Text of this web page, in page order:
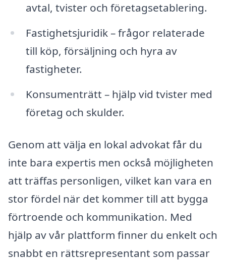
avtal, tvister och företagsetablering.
Fastighetsjuridik – frågor relaterade
till köp, försäljning och hyra av
fastigheter.
Konsumenträtt – hjälp vid tvister med
företag och skulder.
Genom att välja en lokal advokat får du
inte bara expertis men också möjligheten
att träffas personligen, vilket kan vara en
stor fördel när det kommer till att bygga
förtroende och kommunikation. Med
hjälp av vår plattform finner du enkelt och
snabbt en rättsrepresentant som passar